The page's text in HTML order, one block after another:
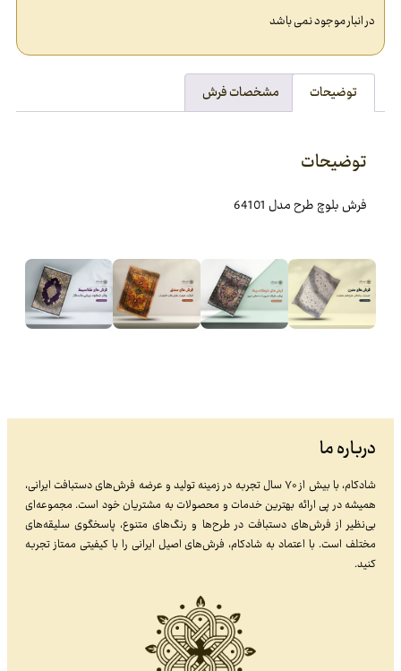
در انبار موجود نمی باشد
توضیحات مشخصات فرش
توضیحات
فرش بلوچ طرح مدل 64101
درباره ما
شادکام، با بیش از ۷۰ سال تجربه در زمینه تولید و عرضه فرش‌های دستبافت ایرانی،
همیشه در پی ارائه بهترین خدمات و محصولات به مشتریان خود است. مجموعه‌ای
بی‌نظیر از فرش‌های دستبافت در طرح‌ها و رنگ‌های متنوع، پاسخگوی سلیقه‌های
مختلف است. با اعتماد به شادکام، فرش‌های اصیل ایرانی را با کیفیتی ممتاز تجربه
کنید.